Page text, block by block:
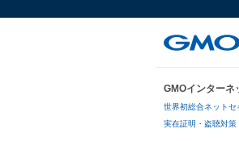
GMOインターネ
世界初総合ネットセ
実在証明・盗聴対策